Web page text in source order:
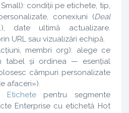
condiții pe etichete, tip,
conexiuni (Deal
date ultimă actualizare.
URL sau vizualizări echipă.
membri org): alege ce
tabel și ordinea — esențial
câmpuri personalizate
afaceri»).
Etichete pentru segmente
Enterprise cu etichetă Hot